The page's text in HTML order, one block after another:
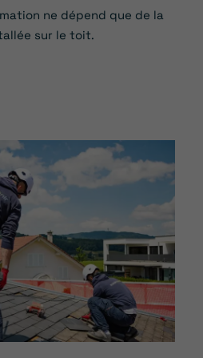
ne dépend que de la
sur le toit.